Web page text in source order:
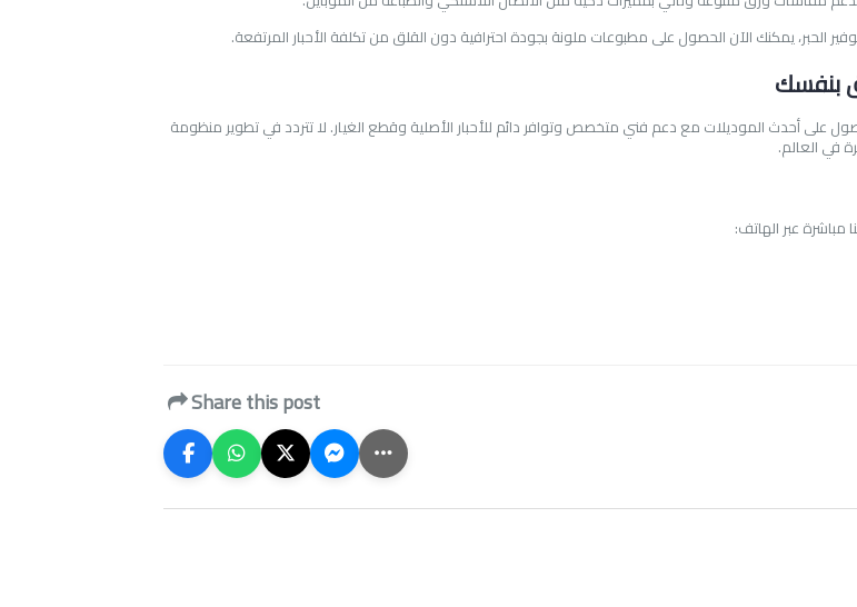
الحبر، يمكنك الآن الحصول على مطبوعات ملونة بجودة احترافية دون القلق من تكلفة الأحبار المرتفعة.
بنفسك
على أحدث الموديلات مع دعم فني متخصص وتوافر دائم للأحبار الأصلية وقطع الغيار. لا تتردد في تطوير منظومة
في العالم.
مباشرة عبر الهاتف:
Share this post